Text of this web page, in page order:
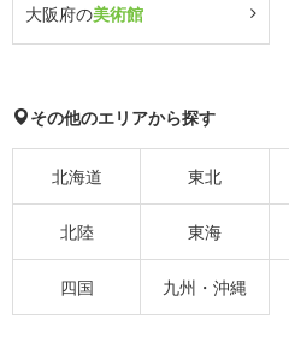
大阪府の美術館
その他のエリアから探す
北海道 東北
北陸 東海
四国 九州・沖縄